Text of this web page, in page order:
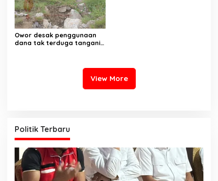
Owor desak penggunaan
dana tak terduga tangani
View More
Politik Terbaru